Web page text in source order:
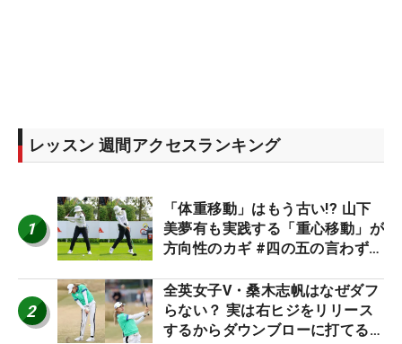
レッスン 週間アクセスランキング
1
「体重移動」はもう古い!? 山下
美夢有も実践する「重心移動」が
方向性のカギ #四の五の言わず振
2
全英女子V・桑木志帆はなぜダフ
らない？ 実は右ヒジをリリース
するからダウンブローに打てる #